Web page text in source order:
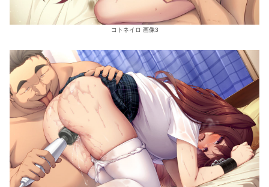
コトネイロ 画像3